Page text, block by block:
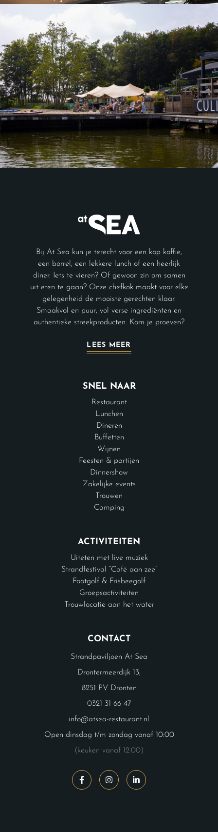
Bij At Sea kun je terecht voor een kop koffie,
een borrel, een lekkere lunch of een heerlijk
diner. Iets te vieren? Of gewoon zin om samen
uit eten te gaan? Onze chefkok maakt voor elke
gelegenheid de mooiste gerechten klaar.
Smaakvol en puur, vol verse ingrediënten en
authentieke streekproducten. Kom je proeven?
LEES MEER
SNEL NAAR
Restaurant
Lunchen
Dineren
Buffetten
Wijnen
Feesten & partijen
Dinnershow
Zakelijke events
Trouwen
Camping
ACTIVITEITEN
Uiteten met live muziek
Strandfestival “Café aan zee”
Footgolf & Frisbeegolf
Groepsactiviteiten
Trouwlocatie aan het water
CONTACT
Strandpaviljoen At Sea
Drontermeerdijk 13,
8251 PV Dronten
0321 31 66 47
info@atsea-restaurant.nl
Open dinsdag t/m zondag vanaf 10:00
(keuken vanaf 12:00)